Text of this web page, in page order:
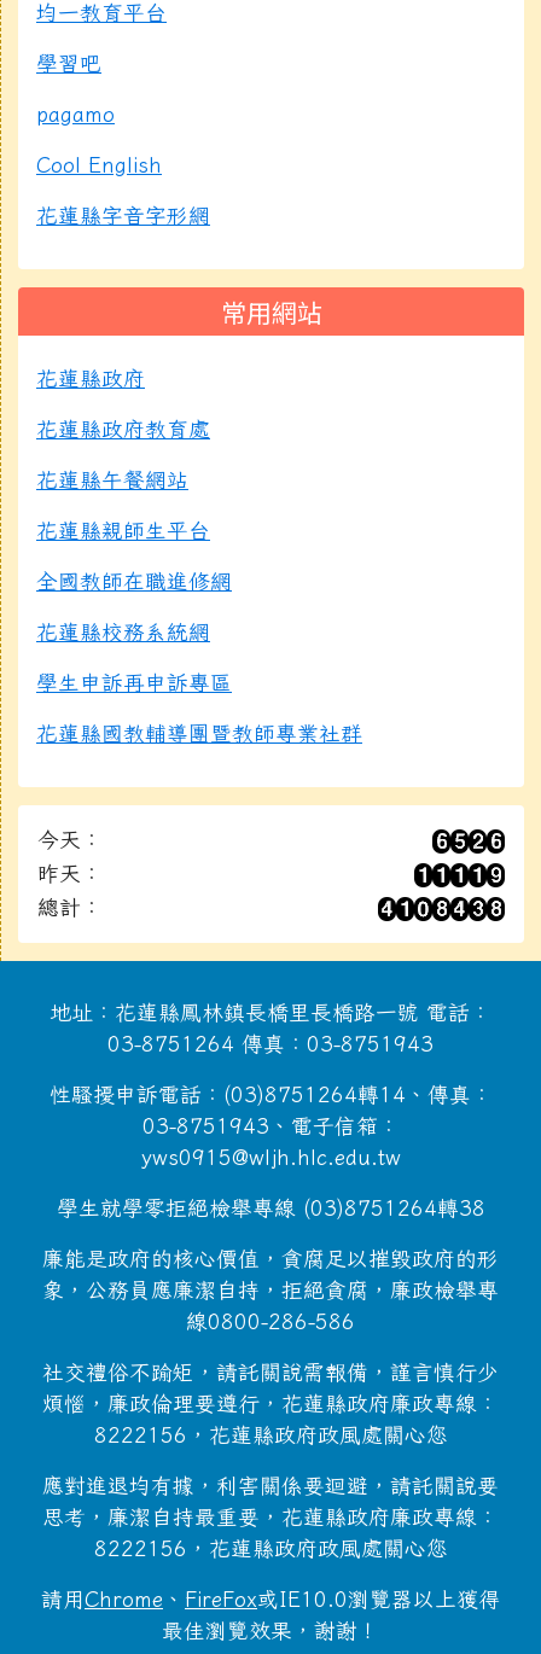
均一教育平台
學習吧
pagamo
Cool English
花蓮縣字音字形網
常用網站
花蓮縣政府
花蓮縣政府教育處
花蓮縣午餐網站
花蓮縣親師生平台
全國教師在職進修網
花蓮縣校務系統網
學生申訴再申訴專區
花蓮縣國教輔導團暨教師專業社群
今天：
昨天：
總計：
地址：花蓮縣鳳林鎮長橋里長橋路一號 電話：
03-8751264 傳真：03-8751943
性騷擾申訴電話：(03)8751264轉14、傳真：
03-8751943、電子信箱：
yws0915@wljh.hlc.edu.tw
學生就學零拒絕檢舉專線 (03)8751264轉38
廉能是政府的核心價值，貪腐足以摧毀政府的形
象，公務員應廉潔自持，拒絕貪腐，廉政檢舉專
線0800-286-586
社交禮俗不踰矩，請託關說需報備，謹言慎行少
煩惱，廉政倫理要遵行，花蓮縣政府廉政專線：
8222156，花蓮縣政府政風處關心您
應對進退均有據，利害關係要迴避，請託關說要
思考，廉潔自持最重要，花蓮縣政府廉政專線：
8222156，花蓮縣政府政風處關心您
請用 Chrome 、 FireFox或IE10.0瀏覽器以上獲得
最佳瀏覽效果，謝謝！